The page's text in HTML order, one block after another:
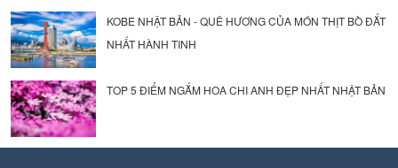
KOBE NHẬT BẢN - QUÊ HƯƠNG CỦA MÓN THỊT BÒ ĐẮT
NHẤT HÀNH TINH
TOP 5 ĐIỂM NGẮM HOA CHI ANH ĐẸP NHẤT NHẬT BẢN